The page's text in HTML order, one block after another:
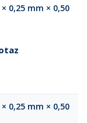
0,25 mm × 0,50
0,25 mm × 0,50